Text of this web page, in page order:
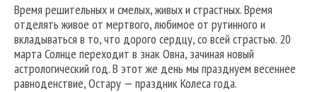
Время решительных и смелых, живых и страстных. Время
отделять живое от мертвого, любимое от рутинного и
вкладываться в то, что дорого сердцу, со всей страстью. 20
марта Солнце переходит в знак Овна, зачиная новый
астрологический год. В этот же день мы празднуем весеннее
равноденствие, Остару — праздник Колеса года.